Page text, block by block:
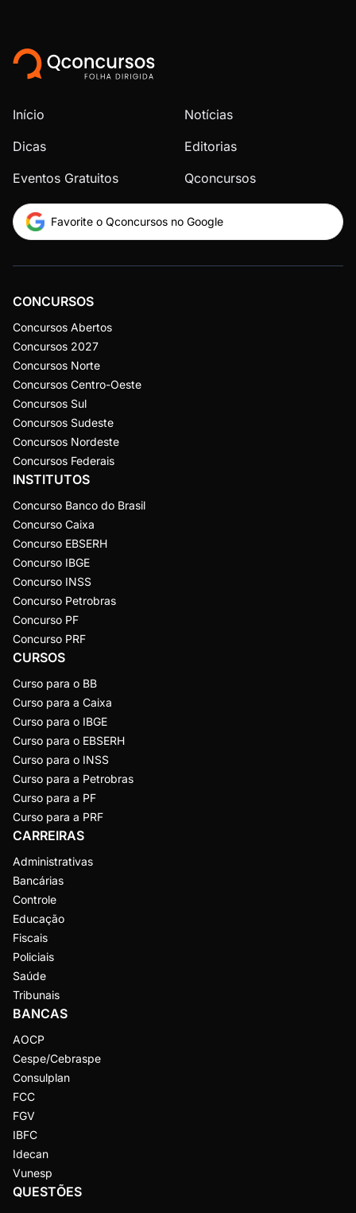
Início
Notícias
Dicas
Editorias
Eventos Gratuitos
Qconcursos
Favorite o Qconcursos no Google
CONCURSOS
Concursos Abertos
Concursos 2027
Concursos Norte
Concursos Centro-Oeste
Concursos Sul
Concursos Sudeste
Concursos Nordeste
Concursos Federais
INSTITUTOS
Concurso Banco do Brasil
Concurso Caixa
Concurso EBSERH
Concurso IBGE
Concurso INSS
Concurso Petrobras
Concurso PF
Concurso PRF
CURSOS
Curso para o BB
Curso para a Caixa
Curso para o IBGE
Curso para o EBSERH
Curso para o INSS
Curso para a Petrobras
Curso para a PF
Curso para a PRF
CARREIRAS
Administrativas
Bancárias
Controle
Educação
Fiscais
Policiais
Saúde
Tribunais
BANCAS
AOCP
Cespe/Cebraspe
Consulplan
FCC
FGV
IBFC
Idecan
Vunesp
QUESTÕES